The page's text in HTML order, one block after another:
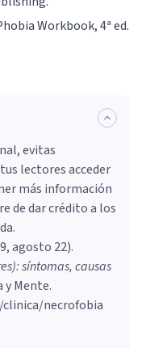
Workbook, 4ª ed.
evitas
lectores acceder
más información
de dar crédito a los
agosto 22).
síntomas, causas
Mente.
necrofobia